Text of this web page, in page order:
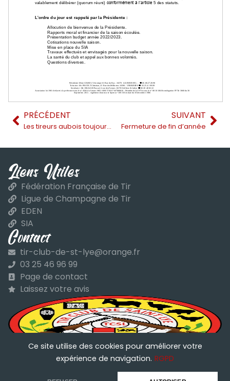
Ce site utilise des cookies pour améliorer votre
expérience de navigation. RGPD
PRÉCÉDENT
Les tireurs aubois toujours plus nombreux, mais…
SUIVANT
Fermeture de fin d’année
Liens Utiles
Fédération Française de Tir
Ligue de Champagne de Tir
EDEN
SIA
Contact
tir-club-de-st-lye@orange.fr
03 25 46 96 99
Page de contact
Laissez votre avis
Tir Club Saint Lyé